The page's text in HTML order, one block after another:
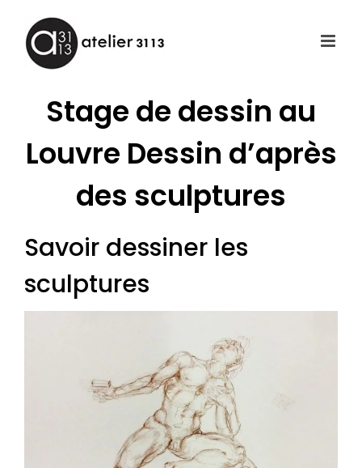
contenu
Stage de dessin au
Louvre Dessin d’après
des sculptures
Savoir dessiner les
sculptures